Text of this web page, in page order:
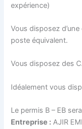
expérience)
Vous disposez
poste équivalent.
Vous disposez des
Idéalement vous
Le permis B – EB
Entreprise : AJIR